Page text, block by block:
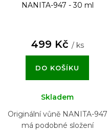
NANITA-947 - 30 ml
499 Kč / ks
DO KOŠÍKU
Skladem
Originální vůně NANITA-947
má podobné složení